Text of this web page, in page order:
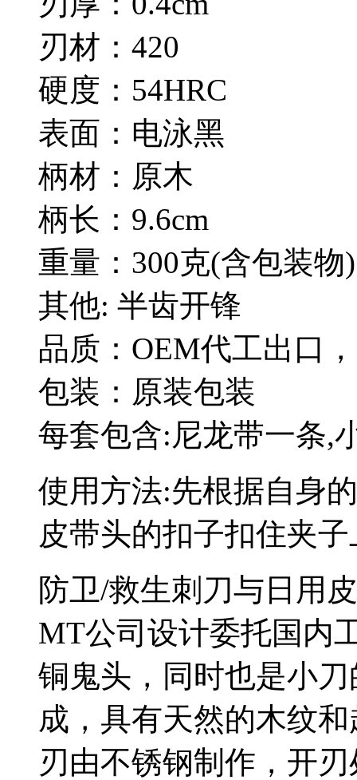
刃材：420
硬度：54HRC
表面：电泳黑
柄材：原木
柄长：9.6cm
重量：300克(含包装物)
其他: 半齿开锋
品质：OEM代工出口
包装：原装包装
每套包含:尼龙带一条,
使用方法:先根据自身
皮带头的扣子扣住夹
防卫/救生刺刀与日用
MT公司设计委托国内
铜鬼头，同时也是小
成，具有天然的木纹
刃由不锈钢制作，开